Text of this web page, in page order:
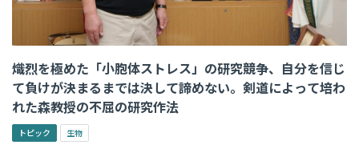
熾烈を極めた「小胞体ストレス」の研究競争、自分を信じ
て負けが決まるまでは決して諦めない。剣道によって培わ
れた森教授の不屈の研究作法
トピック 生物